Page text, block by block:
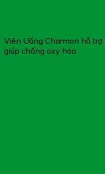
Viên Uống Charmon hỗ
giúp chống oxy hóa